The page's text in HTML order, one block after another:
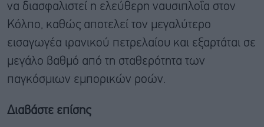
να διασφαλιστεί η ελεύθερη ναυσιπλοΐα στον
Κόλπο, καθώς αποτελεί τον μεγαλύτερο
εισαγωγέα ιρανικού πετρελαίου και εξαρτάται σε
μεγάλο βαθμό από τη σταθερότητα των
παγκόσμιων εμπορικών ροών.
Διαβάστε επίσης